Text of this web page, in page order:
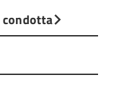
condotta